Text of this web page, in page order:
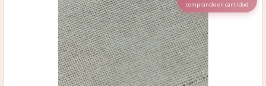
comprando en cantidad